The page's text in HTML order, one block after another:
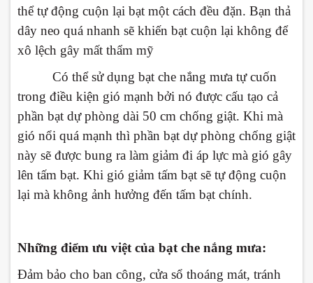
thể tự động cuộn lại bạt một cách đều đặn. Bạn thả
dây neo quá nhanh sẽ khiến bạt cuộn lại không để
xô lệch gây mất thẩm mỹ
Có thể sử dụng bạt che nắng mưa tự cuốn
trong điều kiện gió mạnh bởi nó được cấu tạo cả
phần bạt dự phòng dài 50 cm chống giật. Khi mà
gió nổi quá mạnh thì phần bạt dự phòng chống giật
này sẽ được bung ra làm giảm đi áp lực mà gió gây
lên tấm bạt. Khi gió giảm tấm bạt sẽ tự động cuộn
lại mà không ảnh hưởng đến tấm bạt chính.
Những điểm ưu việt của bạt che nắng mưa:
Đảm bảo cho ban công, cửa sổ thoáng mát, tránh